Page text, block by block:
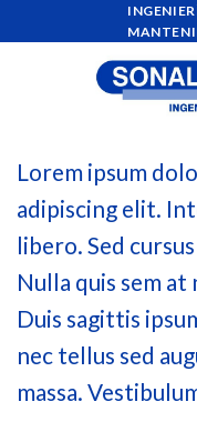
to
Lorem ipsum
adipiscing elit.
libero. Sed
Nulla quis sem
Duis sagittis
nec tellus sed
massa.